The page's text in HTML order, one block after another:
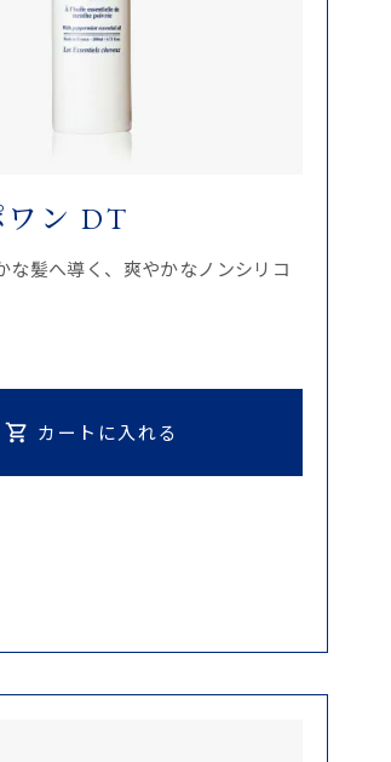
ワン DT
な髪へ導く、爽やかなノンシリコ
カートに入れる